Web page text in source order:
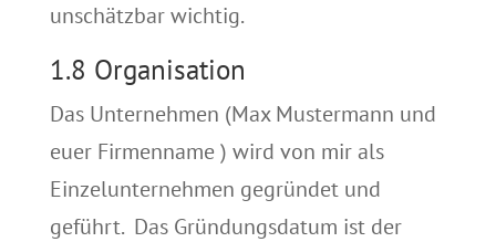
unschätzbar wichtig.
1.8 Organisation
Das Unternehmen (Max Mustermann und
euer Firmenname ) wird von mir als
Einzelunternehmen gegründet und
geführt. Das Gründungsdatum ist der